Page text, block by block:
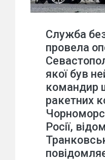
Служба
провела
якої був
командир
ракетних
Росії,